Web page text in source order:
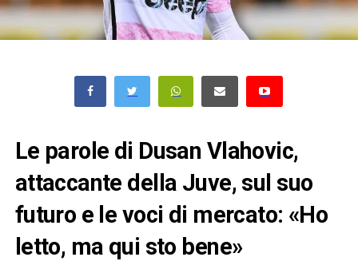
Le parole di Dusan Vlahovic,
attaccante della Juve, sul suo
futuro e le voci di mercato: «Ho
letto, ma qui sto bene»